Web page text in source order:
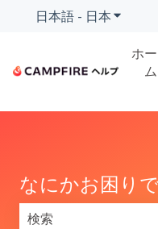
日本語 - 日本翻訳の
ホー
ム
なにかお困り